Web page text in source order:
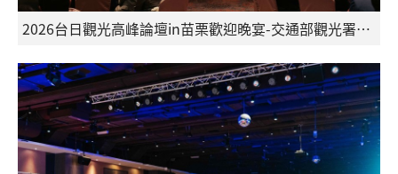
2026台日觀光高峰論壇in苗栗歡迎晚宴-交通部觀光署陳玉秀署長致詞